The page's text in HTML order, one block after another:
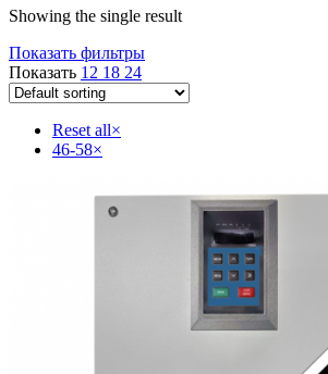
Showing the single result
Показать фильтры
Показать 12 18 24
Reset all×
46-58×